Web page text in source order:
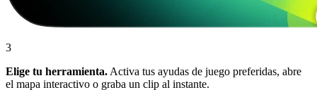
3
Elige tu herramienta. Activa tus ayudas de juego preferidas, abre
el mapa interactivo o graba un clip al instante.